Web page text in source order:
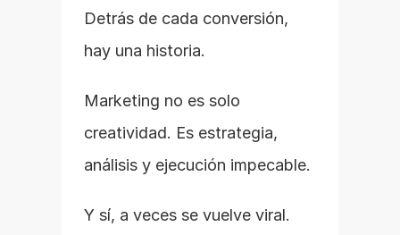
Detrás de cada conversión,
hay una historia.
Marketing no es solo
creatividad. Es estrategia,
análisis y ejecución impecable.
Y sí, a veces se vuelve viral.